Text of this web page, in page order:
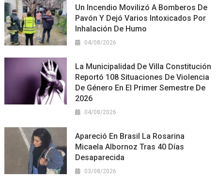
Un Incendio Movilizó A Bomberos De
Pavón Y Dejó Varios Intoxicados Por
Inhalación De Humo
04/08/2026
La Municipalidad De Villa Constitución
Reportó 108 Situaciones De Violencia
De Género En El Primer Semestre De
2026
04/08/2026
Apareció En Brasil La Rosarina
Micaela Albornoz Tras 40 Días
Desaparecida
03/08/2026